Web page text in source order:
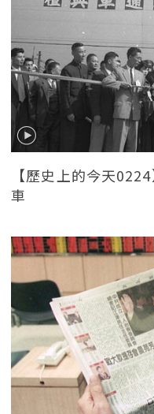
【歷史上的今天
車